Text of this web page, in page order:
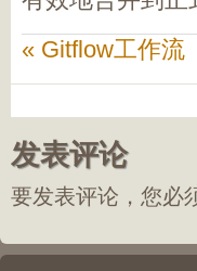
« Gitflow工作流
发表评论
要发表评论，您必